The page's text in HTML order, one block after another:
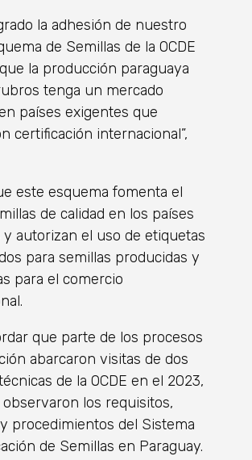
la adhesión de nuestro
de Semillas de la OCDE
la producción paraguaya
tenga un mercado
países exigentes que
certificación internacional”,
este esquema fomenta el
de calidad en los países
y autorizan el uso de etiquetas
para semillas producidas y
para el comercio
que parte de los procesos
abarcaron visitas de dos
de la OCDE en el 2023,
observaron los requisitos,
procedimientos del Sistema
de Semillas en Paraguay.